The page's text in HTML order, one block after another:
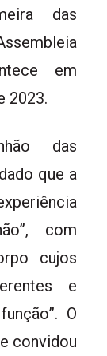
das
em
2023.
das
que a
com
cujos
e
O
convidou